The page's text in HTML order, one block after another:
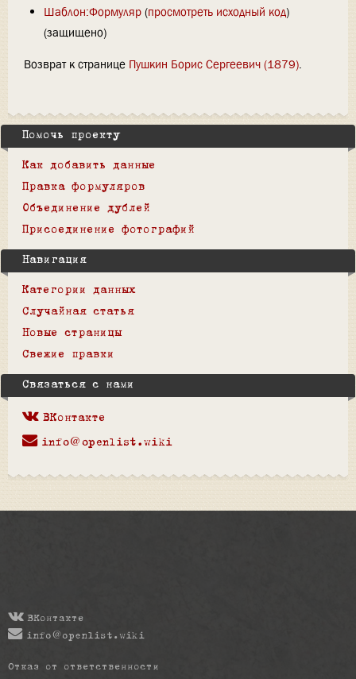
Шаблон:Формуляр(просмотреть исходный код)
(защищено)
Возврат к странице Пушкин Борис Сергеевич (1879).
Помочь проекту
Как добавить данные
Правка формуляров
Объединение дублей
Присоединение фотографий
Навигация
Категории данных
Случайная статья
Новые страницы
Свежие правки
Связаться с нами
ВКонтакте
info@openlist.wiki
ВКонтакте
info@openlist.wiki
Отказ от ответственности